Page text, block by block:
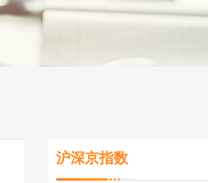
沪深京指数